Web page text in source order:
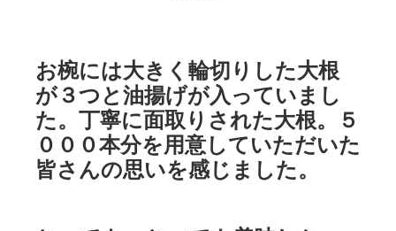
お椀には大きく輪切りした大根
が３つと油揚げが入っていまし
た。丁寧に面取りされた大根。５
０００本分を用意していただいた
皆さんの思いを感じました。